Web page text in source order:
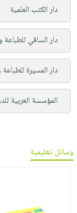
دار الكتب العلمية
دار الساقي للطباعة
دار المسيرة
المؤسسة العربية
وسائل تعليمية